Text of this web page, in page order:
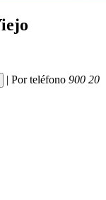
| Por teléfono 900 20